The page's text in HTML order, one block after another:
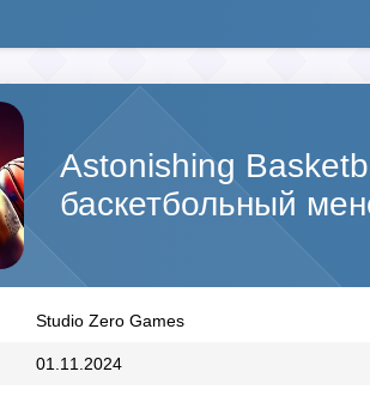
Astonishing
баскетбольный
Studio Zero Games
01.11.2024